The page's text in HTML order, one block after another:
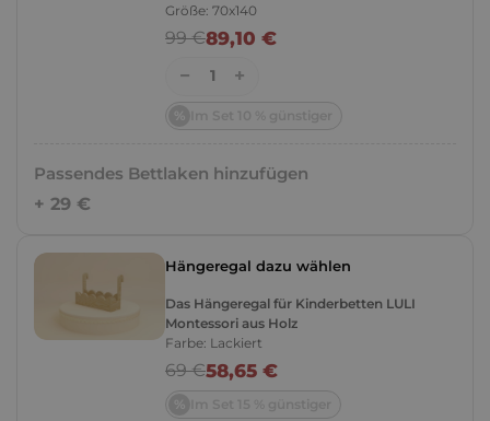
Größe: 70x140
99 €89,10 €
−
1 +
Passendes Bettlaken hinzufügen
+ 29 €
Hängeregal dazu wählen
Das Hängeregal für Kinderbetten LULI
Montessori aus Holz
Farbe: Lackiert
69 €58,65 €